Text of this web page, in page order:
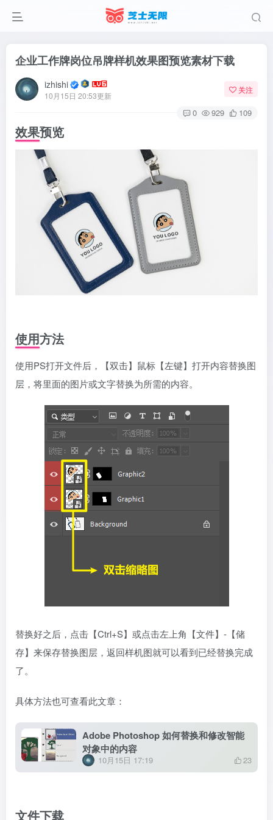
企业工作牌岗位吊牌样机效果图预览素材下载
izhishi
10月15日 20:53更新
关注
0 929 109
效果预览
使用方法
使用PS打开文件后，【双击】鼠标【左键】打开内容替换图
层，将里面的图片或文字替换为所需的内容。
替换好之后，点击【Ctrl+S】或点击左上角【文件】-【储
存】来保存替换图层，返回样机图就可以看到已经替换完成
了。
具体方法也可查看此文章：
Adobe Photoshop 如何替换和修改智能
对象中的内容
10月15日 17:19 23
文件下载